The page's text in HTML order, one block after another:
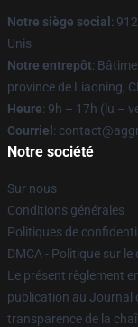
Notre siège social :
Unis
Notre entrepôt:
province de Liaoning,
Heure: 9h – 17h (lu –
Courriel :
Notre société
Sur nous
Conditions générales
Politiques de
DMCA - Politique sur
Le présent règlement
publication au Journal
transparence de la